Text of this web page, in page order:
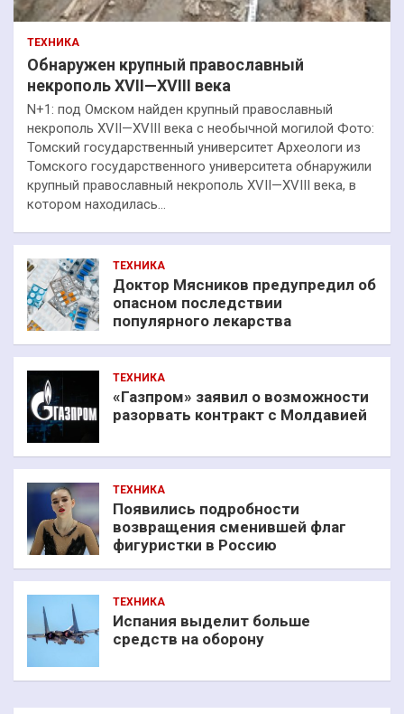
ТЕХНИКА
Обнаружен крупный православный
некрополь XVII—XVIII века
N+1: под Омском найден крупный православный
некрополь XVII—XVIII века с необычной могилой Фото:
Томский государственный университет Археологи из
Томского государственного университета обнаружили
крупный православный некрополь XVII—XVIII века, в
котором находилась…
ТЕХНИКА
Доктор Мясников предупредил об
опасном последствии
популярного лекарства
ТЕХНИКА
«Газпром» заявил о возможности
разорвать контракт с Молдавией
ТЕХНИКА
Появились подробности
возвращения сменившей флаг
фигуристки в Россию
ТЕХНИКА
Испания выделит больше
средств на оборону